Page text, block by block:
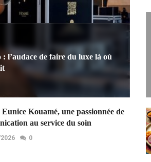
l’audace de faire du luxe là où
Kouamé, une passionnée de
au service du soin
0